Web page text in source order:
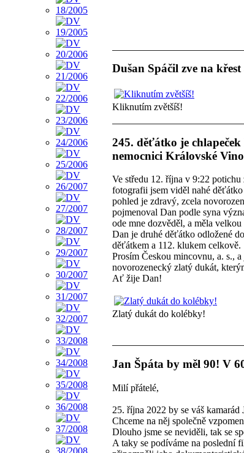
Dušan Spáčil zve na
Kliknutím zvětšíš!
245. děťátko je
nemocnici Královské
Ve středu 12. října v 9:22
fotografii jsem viděl nahé
pohled je zdravý, zcela
pojmenoval Dan podle syna
ode mne dozvěděl, a měla velkou
Dan je druhé děťátko odložené
děťátkem a 112. klukem celkově.
Prosím Českou mincovnu, a. s.,
novorozenecký zlatý dukát,
Ať žije Dan!
Zlatý dukát do kolébky!
Jan Špáta by měl 90! V
Milí přátelé,
25. října 2022 by se váš
Chceme na něj společně
Dlouho jsme se neviděli, tak se
A taky se podíváme na